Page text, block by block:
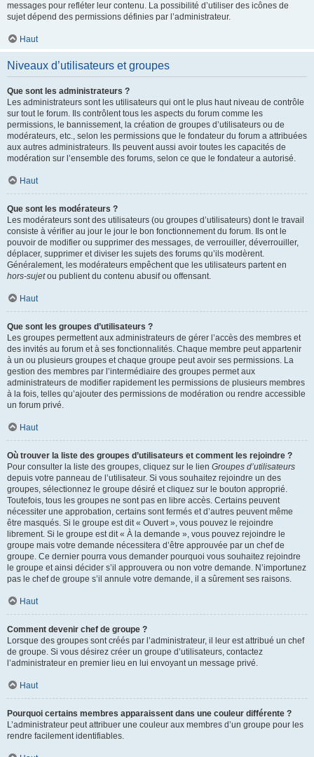
messages pour refléter leur contenu. La possibilité d’utiliser des icônes de
sujet dépend des permissions définies par l’administrateur.
Haut
Niveaux d’utilisateurs et groupes
Que sont les administrateurs ?
Les administrateurs sont les utilisateurs qui ont le plus haut niveau de contrôle
sur tout le forum. Ils contrôlent tous les aspects du forum comme les
permissions, le bannissement, la création de groupes d’utilisateurs ou de
modérateurs, etc., selon les permissions que le fondateur du forum a attribuées
aux autres administrateurs. Ils peuvent aussi avoir toutes les capacités de
modération sur l’ensemble des forums, selon ce que le fondateur a autorisé.
Haut
Que sont les modérateurs ?
Les modérateurs sont des utilisateurs (ou groupes d’utilisateurs) dont le travail
consiste à vérifier au jour le jour le bon fonctionnement du forum. Ils ont le
pouvoir de modifier ou supprimer des messages, de verrouiller, déverrouiller,
déplacer, supprimer et diviser les sujets des forums qu’ils modèrent.
Généralement, les modérateurs empêchent que les utilisateurs partent en
hors-sujetou publient du contenu abusif ou offensant.
Haut
Que sont les groupes d’utilisateurs ?
Les groupes permettent aux administrateurs de gérer l’accès des membres et
des invités au forum et à ses fonctionnalités. Chaque membre peut appartenir
à un ou plusieurs groupes et chaque groupe peut avoir ses permissions. La
gestion des membres par l’intermédiaire des groupes permet aux
administrateurs de modifier rapidement les permissions de plusieurs membres
à la fois, telles qu’ajouter des permissions de modération ou rendre accessible
un forum privé.
Haut
Où trouver la liste des groupes d’utilisateurs et comment les rejoindre ?
Pour consulter la liste des groupes, cliquez sur le lien Groupes d’utilisateurs
depuis votre panneau de l’utilisateur. Si vous souhaitez rejoindre un des
groupes, sélectionnez le groupe désiré et cliquez sur le bouton approprié.
Toutefois, tous les groupes ne sont pas en libre accès. Certains peuvent
nécessiter une approbation, certains sont fermés et d’autres peuvent même
être masqués. Si le groupe est dit « Ouvert », vous pouvez le rejoindre
librement. Si le groupe est dit « À la demande », vous pouvez rejoindre le
groupe mais votre demande nécessitera d’être approuvée par un chef de
groupe. Ce dernier pourra vous demander pourquoi vous souhaitez rejoindre
le groupe et ainsi décider s’il approuvera ou non votre demande. N’importunez
pas le chef de groupe s’il annule votre demande, il a sûrement ses raisons.
Haut
Comment devenir chef de groupe ?
Lorsque des groupes sont créés par l’administrateur, il leur est attribué un chef
de groupe. Si vous désirez créer un groupe d’utilisateurs, contactez
l’administrateur en premier lieu en lui envoyant un message privé.
Haut
Pourquoi certains membres apparaissent dans une couleur différente ?
L’administrateur peut attribuer une couleur aux membres d’un groupe pour les
rendre facilement identifiables.